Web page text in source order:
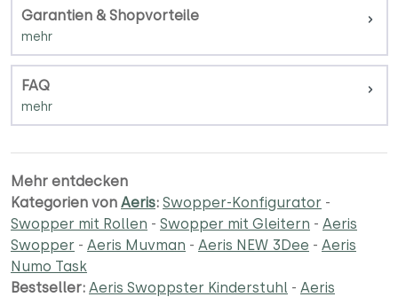
Garantien & Shopvorteile
FAQ
Mehr entdecken
Kategorien von Aeris: Swopper-Konfigurator -
Swopper mit Rollen - Swopper mit Gleitern - Aeris
Swopper - Aeris Muvman - Aeris NEW 3Dee - Aeris
Numo Task
Bestseller: Aeris Swoppster Kinderstuhl - Aeris